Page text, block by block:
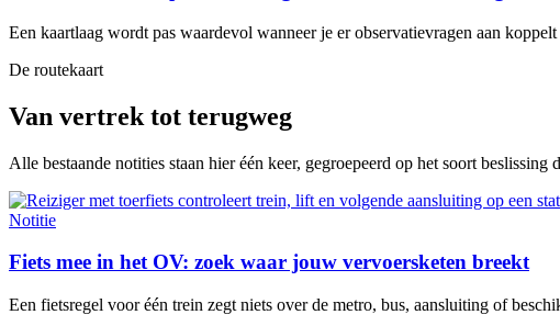
Een kaartlaag wordt pas waardevol wanneer je er observatievragen aan
De routekaart
Van vertrek tot terugweg
Alle bestaande notities staan hier één keer, gegroepeerd op het soort beslissing
Notitie
Fiets mee in het OV: zoek waar jouw vervoersketen breekt
Een fietsregel voor één trein zegt niets over de metro, bus, aansluiting of